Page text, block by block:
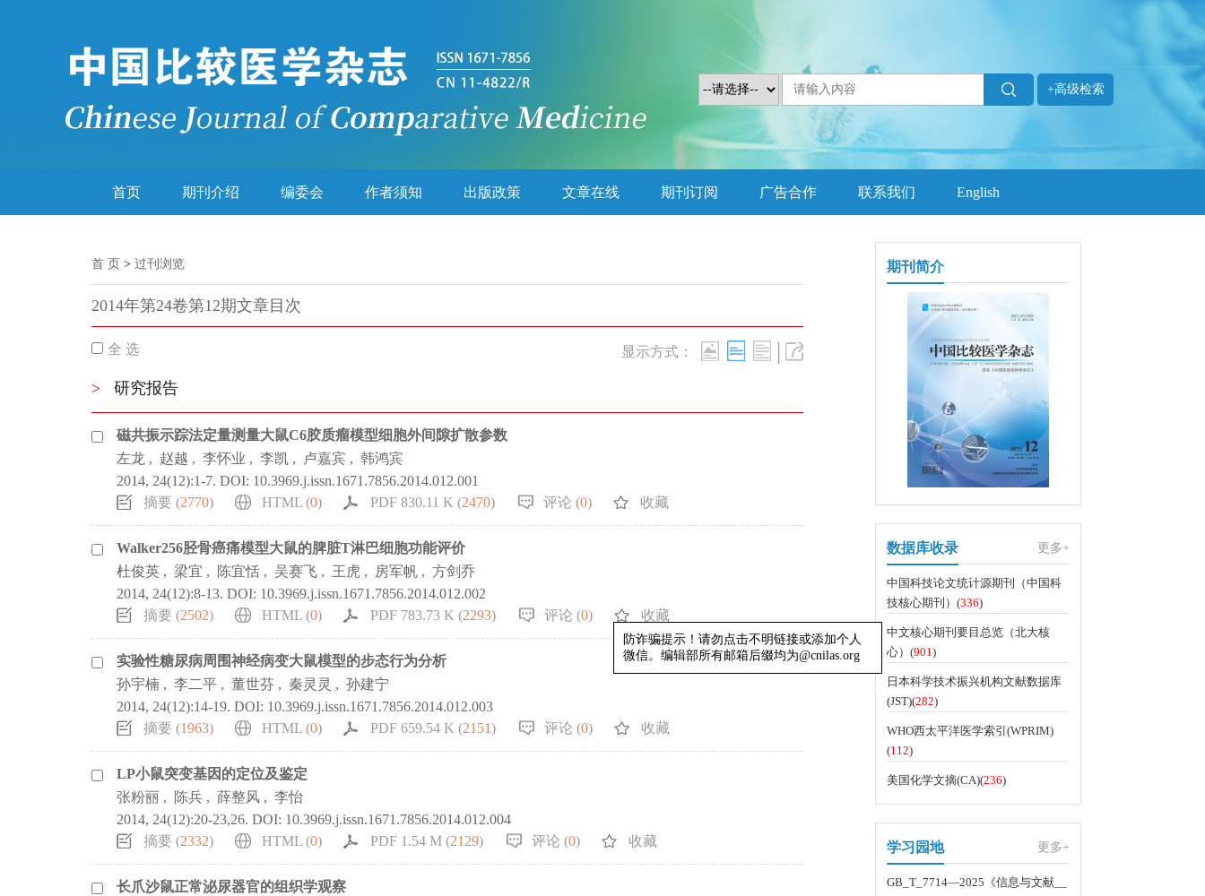
+高级检索
首页 期刊介绍 编委会 作者须知 出版政策 文章在线 期刊订阅 广告合作 联系我们 English
首 页 > 过刊浏览
2014年第24卷第12期文章目次
全 选 显示方式： |
> 研究报告
磁共振示踪法定量测量大鼠C6胶质瘤模型细胞外间隙扩散参数
左龙 , 赵越 , 李怀业 , 李凯 , 卢嘉宾 , 韩鸿宾
2014, 24(12):1-7. DOI: 10.3969.j.issn.1671.7856.2014.012.001
摘要 (2770) HTML (0) PDF 830.11 K (2470) 评论 (0) 收藏
Walker256胫骨癌痛模型大鼠的脾脏T淋巴细胞功能评价
杜俊英 , 梁宜 , 陈宜恬 , 吴赛飞 , 王虎 , 房军帆 , 方剑乔
2014, 24(12):8-13. DOI: 10.3969.j.issn.1671.7856.2014.012.002
摘要 (2502) HTML (0) PDF 783.73 K (2293) 评论 (0) 收藏
实验性糖尿病周围神经病变大鼠模型的步态行为分析
孙宇楠 , 李二平 , 董世芬 , 秦灵灵 , 孙建宁
2014, 24(12):14-19. DOI: 10.3969.j.issn.1671.7856.2014.012.003
摘要 (1963) HTML (0) PDF 659.54 K (2151) 评论 (0) 收藏
LP小鼠突变基因的定位及鉴定
张粉丽 , 陈兵 , 薛整风 , 李怡
2014, 24(12):20-23,26. DOI: 10.3969.j.issn.1671.7856.2014.012.004
摘要 (2332) HTML (0) PDF 1.54 M (2129) 评论 (0) 收藏
长爪沙鼠正常泌尿器官的组织学观察
期刊简介
数据库收录 更多+
中国科技论文统计源期刊（中国科
技核心期刊）(336)
中文核心期刊要目总览（北大核
心）(901)
日本科学技术振兴机构文献数据库
(JST)(282)
WHO西太平洋医学索引(WPRIM)
(112)
美国化学文摘(CA)(236)
学习园地 更多+
GB_T_7714—2025《信息与文献__
微信。编辑部所有邮箱后缀均为@cnilas.org
关闭